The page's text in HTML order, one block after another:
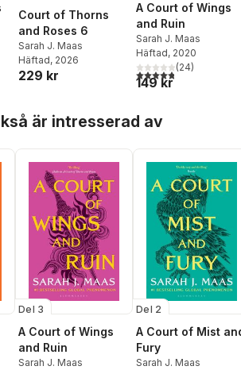
antal röster:
Court of Thorns
and Roses 6
Sarah J. Maas
Häftad, 2026
229 kr
A Court of Wings
and Ruin
Sarah J. Maas
Häftad, 2020
4,8utav 5 stjärnor.
(24)
149 kr
är intresserad av
Del 3
A Court of Wings
and Ruin
Sarah J. Maas
Del 2
A Court of Mist
Fury
Sarah J. Maas